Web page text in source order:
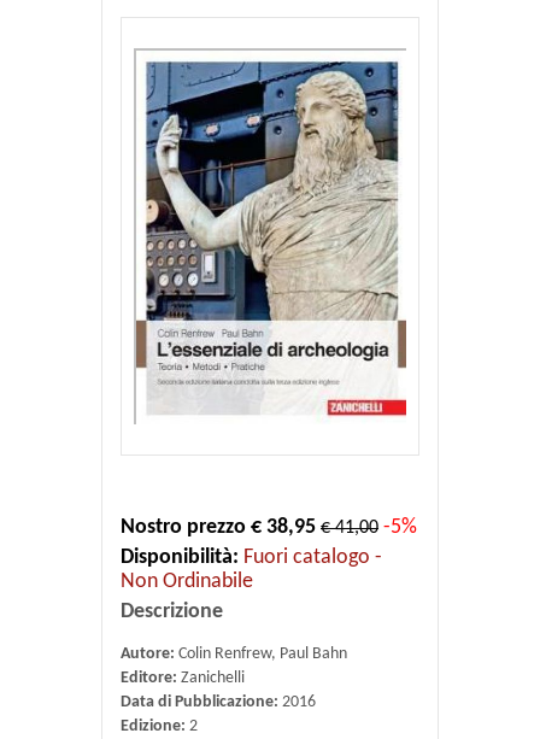
Nostro prezzo € 38,95 € 41,00 -5%
Disponibilità: Fuori catalogo -
Non Ordinabile
Descrizione
Autore: Colin Renfrew, Paul Bahn
Editore: Zanichelli
Data di Pubblicazione: 2016
Edizione: 2